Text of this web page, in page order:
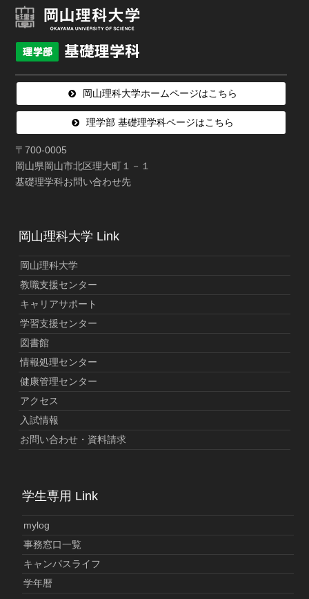
岡山理科大学ホームページはこちら
理学部 基礎理学科ページはこちら
〒700-0005
岡山県岡山市北区理大町１－１
基礎理学科お問い合わせ先
岡山理科大学 Link
岡山理科大学
教職支援センター
キャリアサポート
学習支援センター
図書館
情報処理センター
健康管理センター
アクセス
入試情報
お問い合わせ・資料請求
学生専用 Link
mylog
事務窓口一覧
キャンパスライフ
学年暦